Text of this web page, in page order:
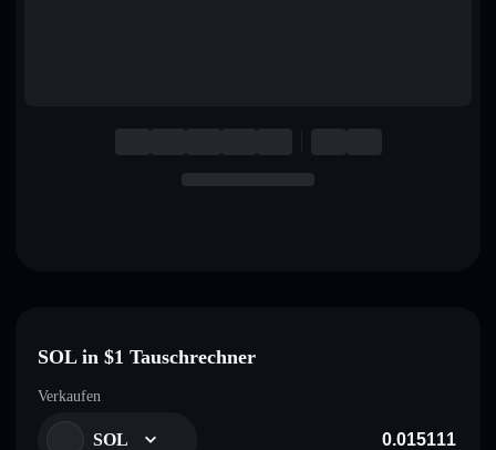
SOL in $1 Tauschrechner
Verkaufen
SOL